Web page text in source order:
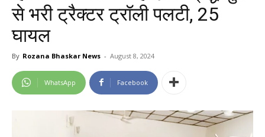
से भरी ट्रैक्टर ट्रॉली पलटी, 25
घायल
By Rozana Bhaskar News - August 8, 2024
WhatsApp Facebook